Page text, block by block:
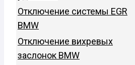
Отключение системы EGR
BMW
Отключение вихревых
заслонок BMW